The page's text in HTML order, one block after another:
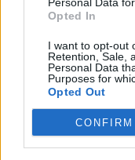
Opted In
I want to opt-out
Retention, Sale,
Personal Data
Purposes for
Opted Out
CONFIRM